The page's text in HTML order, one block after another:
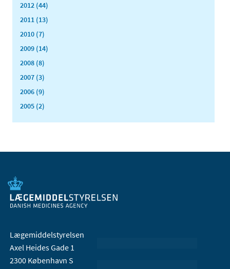
2012 (44)
2011 (13)
2010 (7)
2009 (14)
2008 (8)
2007 (3)
2006 (9)
2005 (2)
Lægemiddelstyrelsen
Axel Heides Gade 1
2300 København S